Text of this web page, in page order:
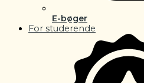
E-bøger
For studerende